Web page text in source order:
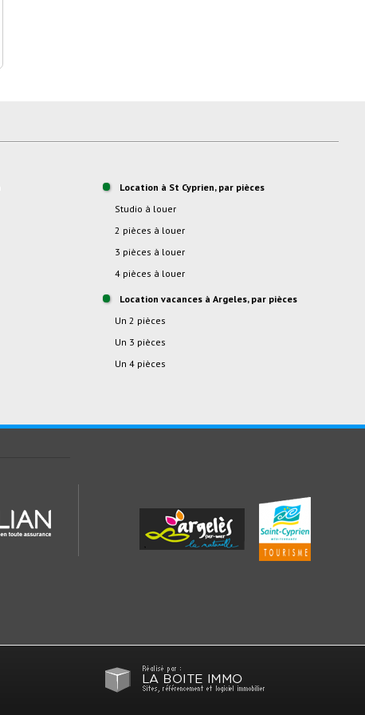
Location à St Cyprien, par pièces
studio à louer
2 pièces à louer
3 pièces à louer
4 pièces à louer
location vacances à Argeles, par pièces
Un 2 pièces
Un 3 pièces
Un 4 pièces